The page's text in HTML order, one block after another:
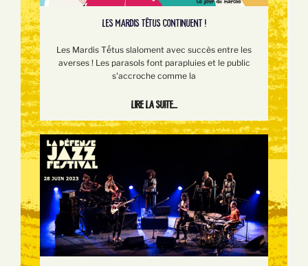
LES MARDIS TÊTUS CONTINUENT !
Les Mardis Tếtus slaloment avec succès entre les
averses ! Les parasols font parapluies et le public
s'accroche comme la
Lire la suite...